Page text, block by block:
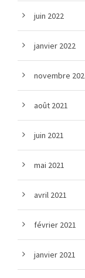
juin 2022
janvier 2022
novembre
août 2021
juin 2021
mai 2021
avril 2021
février 2021
janvier 2021